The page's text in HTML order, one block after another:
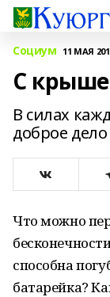
Социум 11 МАЯ
С
В силах
доброе
Что можно
способна
батарейка?